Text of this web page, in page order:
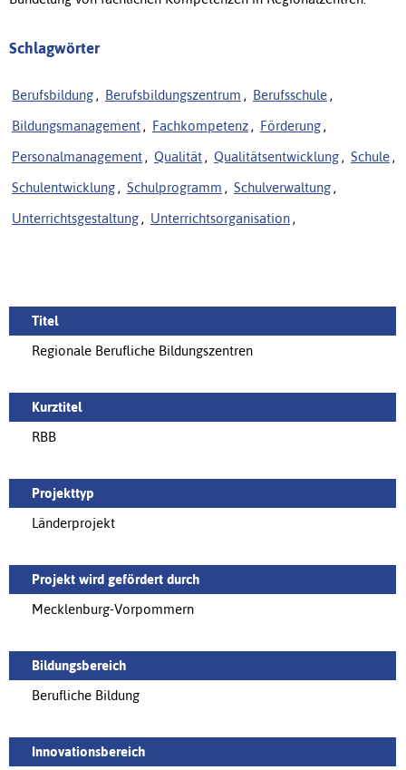
Schlagwörter
Berufsbildung , Berufsbildungszentrum , Berufsschule ,
Bildungsmanagement , Fachkompetenz , Förderung ,
Personalmanagement , Qualität , Qualitätsentwicklung , Schule ,
Schulentwicklung , Schulprogramm , Schulverwaltung ,
Unterrichtsgestaltung , Unterrichtsorganisation ,
Titel
Regionale Berufliche Bildungszentren
Kurztitel
RBB
Projekttyp
Länderprojekt
Projekt wird gefördert durch
Mecklenburg-Vorpommern
Bildungsbereich
Berufliche Bildung
Innovationsbereich